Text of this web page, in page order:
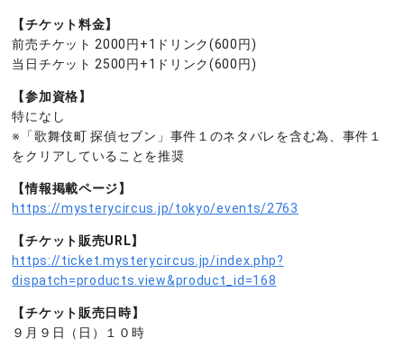
【チケット料金】
前売チケット 2000円+1ドリンク(600円)
当日チケット 2500円+1ドリンク(600円)
【参加資格】
特になし
※「歌舞伎町 探偵セブン」事件１のネタバレを含む為、事件１
をクリアしていることを推奨
【情報掲載ページ】
https://mysterycircus.jp/tokyo/events/2763
【チケット販売URL】
https://ticket.mysterycircus.jp/index.php?
dispatch=products.view&product_id=168
【チケット販売日時】
９月９日（日）１０時